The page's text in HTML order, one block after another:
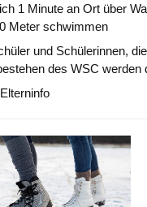
1 Minute an Ort über
Meter schwimmen
und Schülerinnen,
des WSC werden